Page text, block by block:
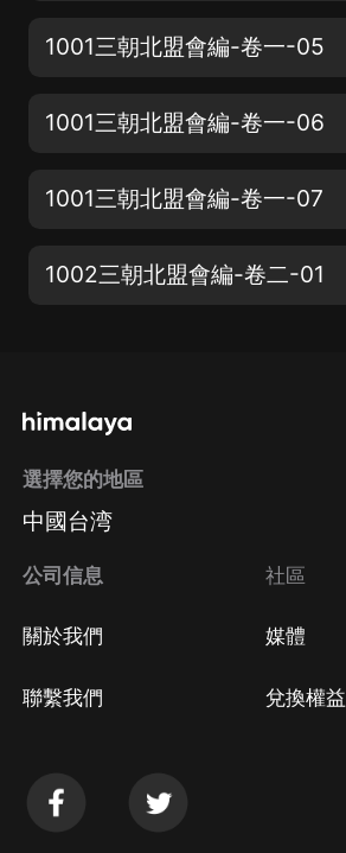
1001三朝北盟會編-卷一-05
1001三朝北盟會編-卷一-06
1001三朝北盟會編-卷一-07
1002三朝北盟會編-卷二-01
選擇您的地區
中國台湾
公司信息
關於我們
聯繫我們
社區
媒體
兌換權益